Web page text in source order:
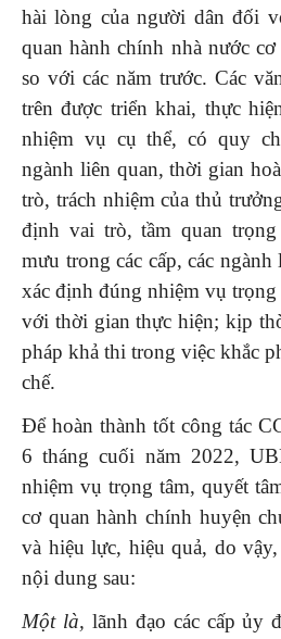
hài lòng của người dân đối
quan hành chính nhà nước
so với các năm trước. Các
trên được triển khai, thực
nhiệm vụ cụ thể, có quy
ngành liên quan, thời gian
trò, trách nhiệm của thủ
định vai trò, tầm quan
mưu trong các cấp, các
xác định đúng nhiệm vụ trọng
với thời gian thực hiện; kịp
pháp khả thi trong việc khắc
chế.
Để hoàn thành tốt công tác
6 tháng cuối năm 2022,
nhiệm vụ trọng tâm, quyết
cơ quan hành chính huyện
và hiệu lực, hiệu quả, do
nội dung sau:
Một là, lãnh đạo các cấp ủy